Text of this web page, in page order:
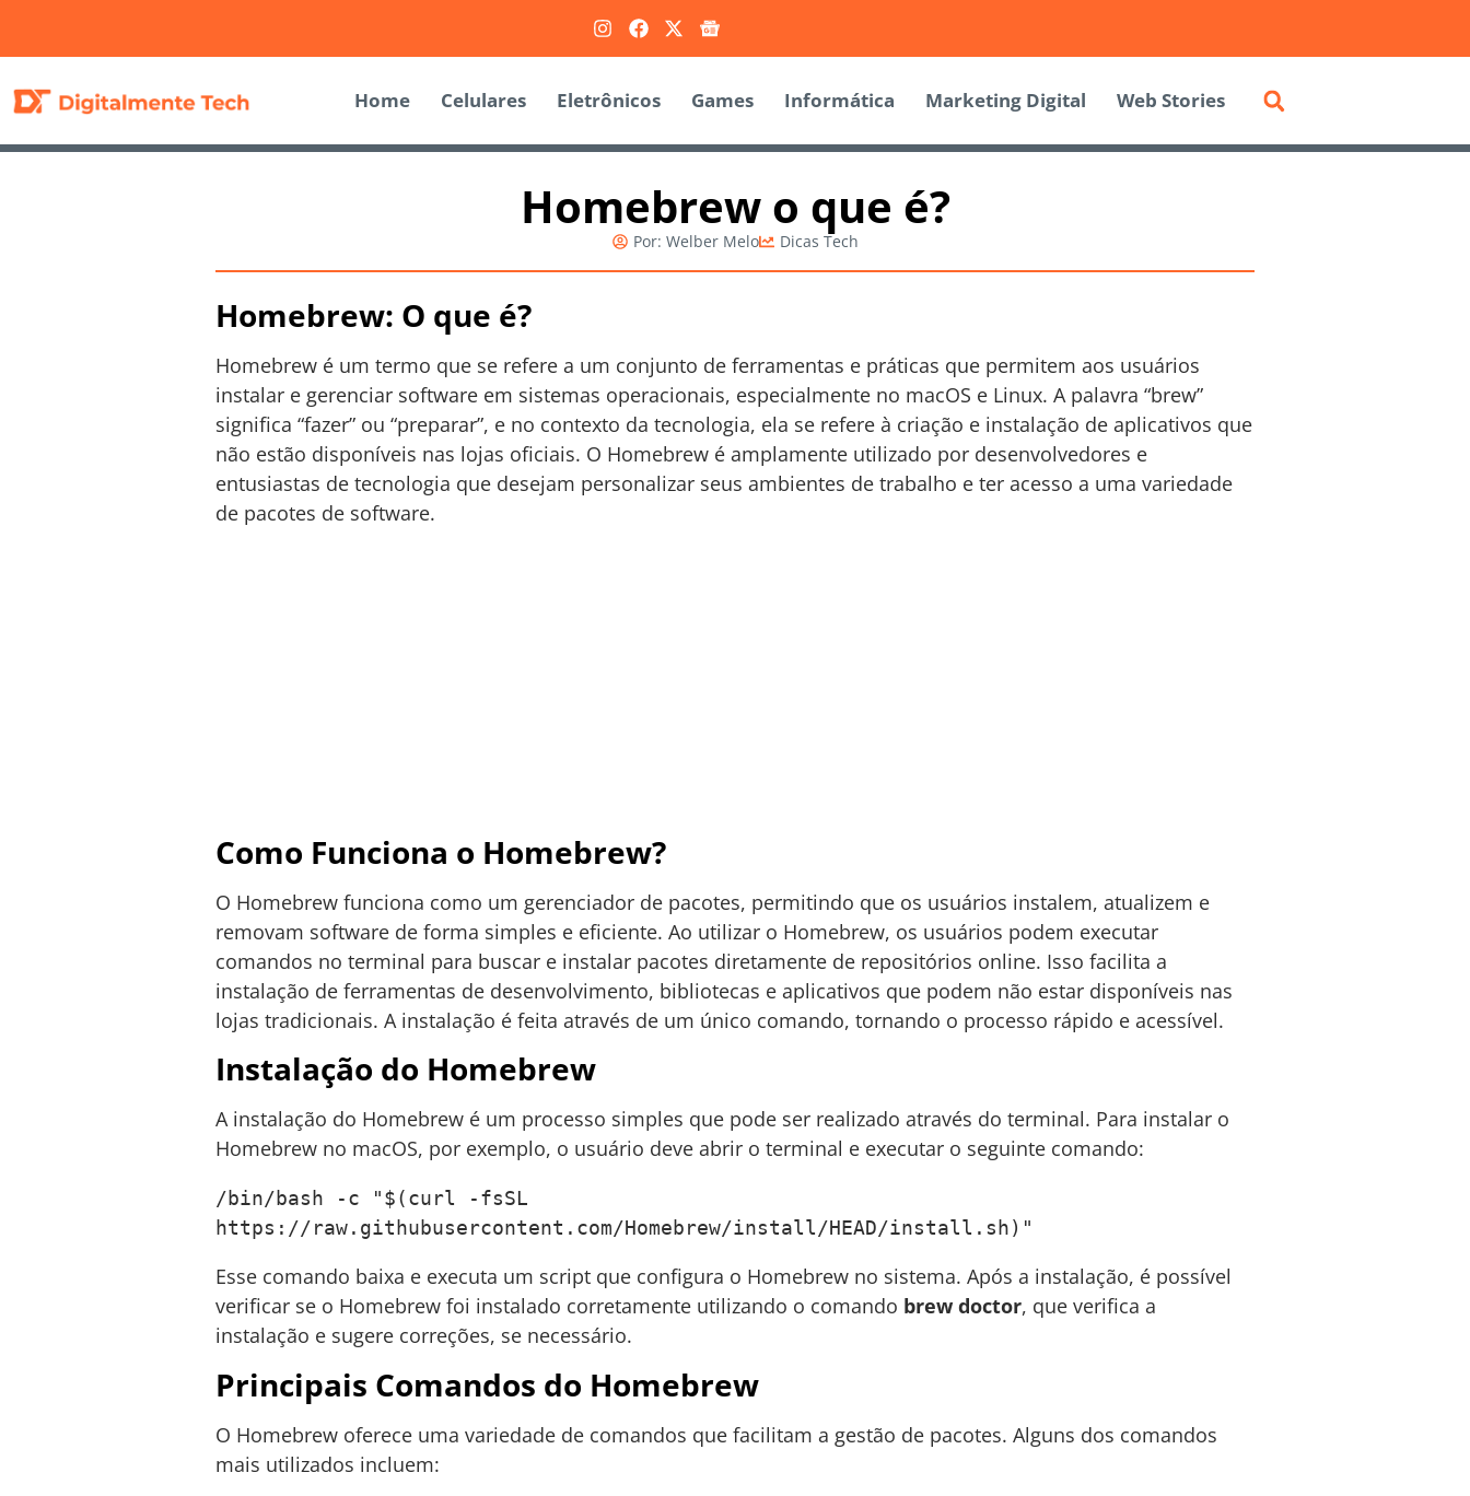
Home Celulares Eletrônicos Games Informática Marketing Digital Web Stories
Homebrew o que é?
Por: Welber Melo Dicas Tech
Homebrew: O que é?
Homebrew é um termo que se refere a um conjunto de ferramentas e práticas que permitem aos usuários
instalar e gerenciar software em sistemas operacionais, especialmente no macOS e Linux. A palavra “brew”
significa “fazer” ou “preparar”, e no contexto da tecnologia, ela se refere à criação e instalação de aplicativos que
não estão disponíveis nas lojas oficiais. O Homebrew é amplamente utilizado por desenvolvedores e
entusiastas de tecnologia que desejam personalizar seus ambientes de trabalho e ter acesso a uma variedade
de pacotes de software.
Como Funciona o Homebrew?
O Homebrew funciona como um gerenciador de pacotes, permitindo que os usuários instalem, atualizem e
removam software de forma simples e eficiente. Ao utilizar o Homebrew, os usuários podem executar
comandos no terminal para buscar e instalar pacotes diretamente de repositórios online. Isso facilita a
instalação de ferramentas de desenvolvimento, bibliotecas e aplicativos que podem não estar disponíveis nas
lojas tradicionais. A instalação é feita através de um único comando, tornando o processo rápido e acessível.
Instalação do Homebrew
A instalação do Homebrew é um processo simples que pode ser realizado através do terminal. Para instalar o
Homebrew no macOS, por exemplo, o usuário deve abrir o terminal e executar o seguinte comando:
/bin/bash -c "$(curl -fsSL
https://raw.githubusercontent.com/Homebrew/install/HEAD/install.sh)"
Esse comando baixa e executa um script que configura o Homebrew no sistema. Após a instalação, é possível
verificar se o Homebrew foi instalado corretamente utilizando o comando brew doctor, que verifica a
instalação e sugere correções, se necessário.
Principais Comandos do Homebrew
O Homebrew oferece uma variedade de comandos que facilitam a gestão de pacotes. Alguns dos comandos
mais utilizados incluem: